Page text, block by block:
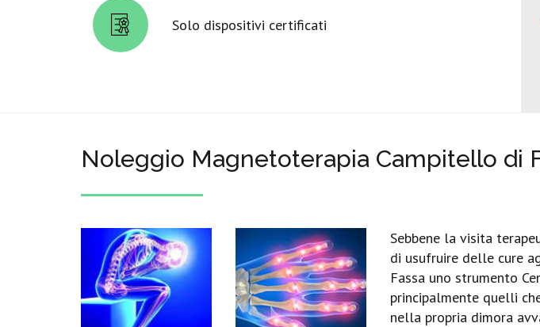
Solo dispositivi certificati
Noleggio Magnetoterapia Campitello di
Sebbene la visita
di usufruire delle cure
Fassa uno strumento
principalmente quelli
nella propria dimora